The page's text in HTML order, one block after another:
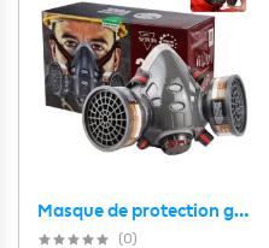
Masque de protection gaz avec 2 filtres au gel de silice – قناع تنفس للحرفيين
(0)